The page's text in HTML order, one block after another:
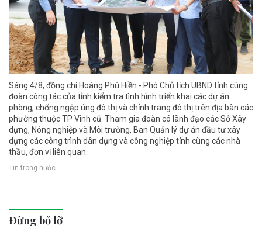
Sáng 4/8, đồng chí Hoàng Phú Hiền - Phó Chủ tịch UBND tỉnh cùng
đoàn công tác của tỉnh kiểm tra tình hình triển khai các dự án
phòng, chống ngập úng đô thị và chỉnh trang đô thị trên địa bàn các
phường thuộc TP Vinh cũ. Tham gia đoàn có lãnh đạo các Sở Xây
dựng, Nông nghiệp và Môi trường, Ban Quản lý dự án đầu tư xây
dựng các công trình dân dụng và công nghiệp tỉnh cùng các nhà
thầu, đơn vị liên quan.
Tin trong nước
Đừng bỏ lỡ